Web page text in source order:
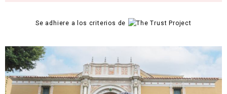
Se adhiere a los criterios de